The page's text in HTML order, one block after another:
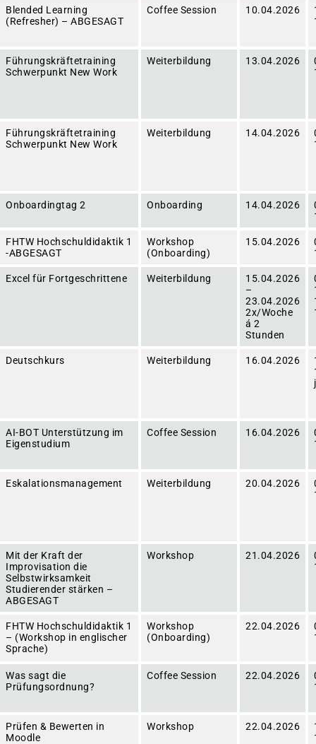
Blended Learning
(Refresher) – ABGESAGT
Coffee Session 10.04.2026
Führungskräftetraining
Schwerpunkt New Work
Weiterbildung 13.04.2026
Führungskräftetraining
Schwerpunkt New Work
Weiterbildung 14.04.2026
Onboardingtag 2 Onboarding 14.04.2026
FHTW Hochschuldidaktik 1
-ABGESAGT
Workshop
(Onboarding)
15.04.2026
Excel für Fortgeschrittene Weiterbildung
15.04.2026
–
23.04.2026
2x/Woche
á 2
Stunden
Deutschkurs Weiterbildung 16.04.2026
AI-BOT Unterstützung im
Eigenstudium
Coffee Session 16.04.2026
Eskalationsmanagement Weiterbildung 20.04.2026
Mit der Kraft der
Improvisation die
Selbstwirksamkeit
Studierender stärken –
ABGESAGT
Workshop 21.04.2026
FHTW Hochschuldidaktik 1
– (Workshop in englischer
Sprache)
Workshop
(Onboarding)
22.04.2026
Was sagt die
Prüfungsordnung?
Coffee Session 22.04.2026
Prüfen & Bewerten in
Moodle
Workshop 22.04.2026